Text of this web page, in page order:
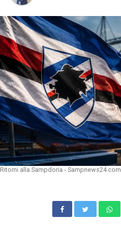
Ritorni alla Sampdoria - Sampnews24.com